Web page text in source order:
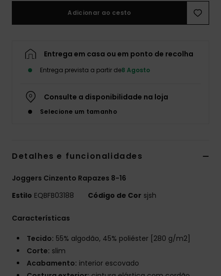
Adicionar ao cesto
Entrega em casa ou em ponto de recolha
Entrega prevista a partir de8 Agosto
Consulte a disponibilidade na loja
Selecione um tamanho
Detalhes e funcionalidades
Joggers Cinzento Rapazes 8-16
Estilo EQBFB03188 Código de Cor sjsh
Características
Tecido: 55% algodão, 45% poliéster [280 g/m2]
Corte: slim
Acabamento: interior escovado